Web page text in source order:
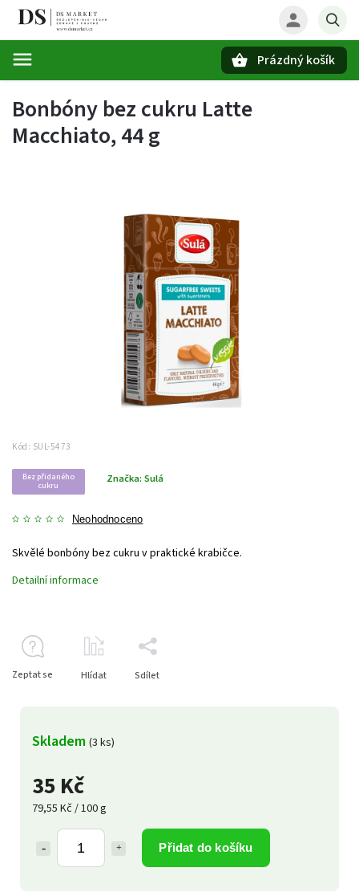
Prázdný košík
Bonbóny bez cukru Latte
Macchiato, 44 g
Kód: SUL-5473
Bez přidaného
cukru
Neohodnoceno
Značka: Sulá
35 Kč
79,55 Kč / 100 g
Přidat do košíku
Skladem (3 ks)
Skvělé bonbóny bez cukru v praktické krabičce.
Detailní informace
Zeptat se Hlídat Sdílet